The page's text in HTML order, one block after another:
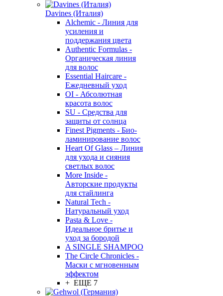
Davines (Италия)
Alchemic - Линия для
усиления и
поддержания цвета
Authentic Formulas -
Органическая линия
для волос
Essential Haircare -
Eжедневный уход
OI - Абсолютная
красота волос
SU - Средства для
защиты от солнца
Finest Pigments - Био-
ламинирование волос
Heart Of Glass – Линия
для ухода и сияния
светлых волос
More Inside -
Авторские продукты
для стайлинга
Natural Tech -
Натуральный уход
Pasta & Love -
Идеальное бритье и
уход за бородой
A SINGLE SHAMPOO
The Circle Chronicles -
Маски с мгновенным
эффектом
+ ЕЩЕ 7